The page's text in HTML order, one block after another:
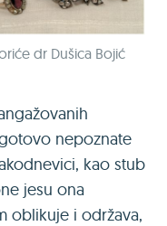
dr Dušica Bojić
nepoznate
kao stub
jesu ona
oblikuje i održava,